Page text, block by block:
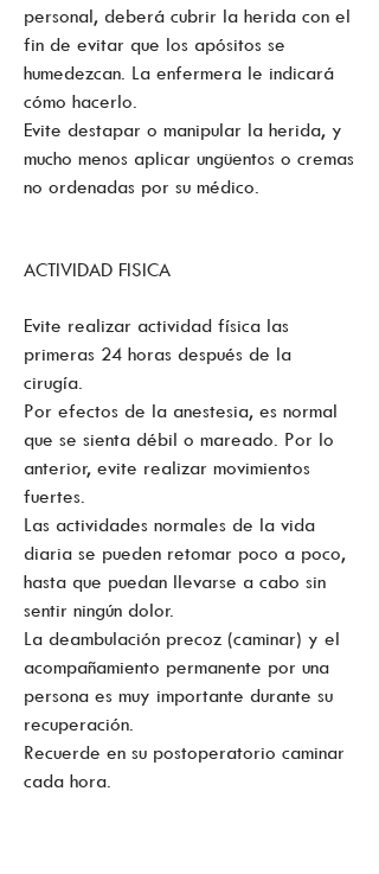
personal, deberá cubrir la herida con el
fin de evitar que los apósitos se
humedezcan. La enfermera le indicará
cómo hacerlo.
Evite destapar o manipular la herida, y
mucho menos aplicar ungüentos o cremas
no ordenadas por su médico.
ACTIVIDAD FISICA
Evite realizar actividad física las
primeras 24 horas después de la
cirugía.
Por efectos de la anestesia, es normal
que se sienta débil o mareado. Por lo
anterior, evite realizar movimientos
fuertes.
Las actividades normales de la vida
diaria se pueden retomar poco a poco,
hasta que puedan llevarse a cabo sin
sentir ningún dolor.
La deambulación precoz (caminar) y el
acompañamiento permanente por una
persona es muy importante durante su
recuperación.
Recuerde en su postoperatorio caminar
cada hora.